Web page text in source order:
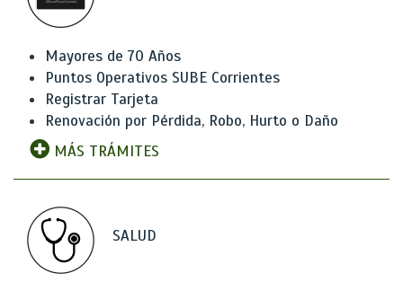
Mayores de 70 Años
Puntos Operativos SUBE Corrientes
Registrar Tarjeta
Renovación por Pérdida, Robo, Hurto o Daño
MÁS TRÁMITES
SALUD